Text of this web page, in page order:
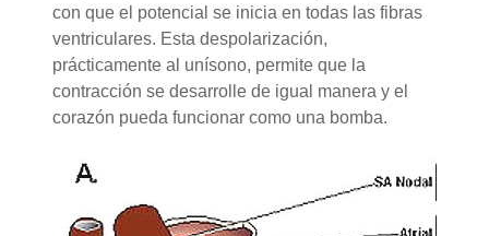
con que el potencial se inicia en todas las fibras
ventriculares. Esta despolarización,
prácticamente al unísono, permite que la
contracción se desarrolle de igual manera y el
corazón pueda funcionar como una bomba.